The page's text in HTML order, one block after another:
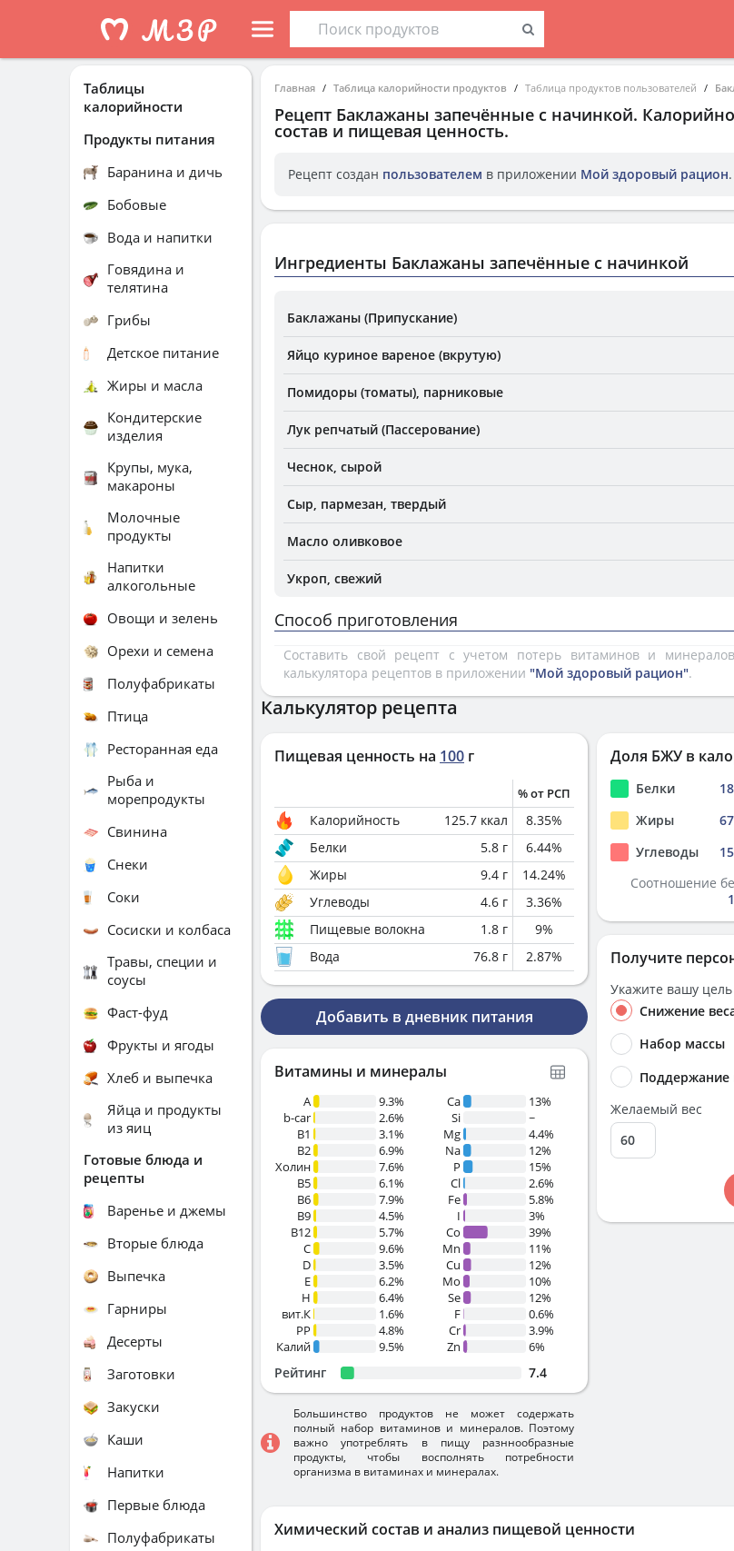
Главная Таблица калорийности продуктов Таблица продуктов пользователей
Рецепт Баклажаны запечённые с начинкой.
состав и пищевая ценность.
Рецепт создан пользователем в приложении Мой здоровый рацион.
Ингредиенты Баклажаны запечённые с начинкой
Баклажаны (Припускание)
Яйцо куриное вареное (вкрутую)
Помидоры (томаты), парниковые
Лук репчатый (Пассерование)
Чеснок, сырой
Сыр, пармезан, твердый
Масло оливковое
Укроп, свежий
Способ приготовления
Составить свой рецепт с учетом потерь витаминов и
калькулятора рецептов в приложении "Мой здоровый рацион".
Химический состав и анализ пищевой ценности
Калькулятор рецепта
Пищевая ценность на 100 г
% от РСП
Калорийность 125.7 ккал 8.35%
Белки
5.8 г 6.44%
Жиры
9.4 г 14.24%
Углеводы
4.6 г 3.36%
Пищевые волокна
1.8 г 9%
Вода
76.8 г 2.87%
Добавить в дневник питания
Витамины и минералы
A
9.3%
b-car
2.6%
В1
3.1%
B2
6.9%
Холин
7.6%
B5
6.1%
B6
7.9%
B9
4.5%
B12
5.7%
C
9.6%
D
3.5%
E
6.2%
H
6.4%
вит.К
1.6%
PP
4.8%
Калий
9.5%
Ca
13%
Si
~
Mg
4.4%
Na
12%
P
15%
Cl
2.6%
Fe
5.8%
I
3%
Co
39%
Mn
11%
Cu
12%
Mo
10%
Se
12%
F
0.6%
Cr
3.9%
Zn
6%
Рейтинг 7.4
Большинство продуктов не может содержать
полный набор витаминов и минералов. Поэтому
важно употреблять в пищу разннообразные
продукты, чтобы восполнять потребности
организма в витаминах и минералах.
Доля БЖУ в
Белки 18
Жиры
67
Углеводы
15
Соотношение
Получите
Укажите вашу цель
Снижение
Набор массы
Поддержание
Желаемый вес
Таблицы
калорийности
Продукты питания
Баранина и дичь
Бобовые
Вода и напитки
Говядина и
телятина
Грибы
Детское питание
Жиры и масла
Кондитерские
изделия
Крупы, мука,
макароны
Молочные
продукты
Напитки
алкогольные
Овощи и зелень
Орехи и семена
Полуфабрикаты
Птица
Ресторанная еда
Рыба и
морепродукты
Свинина
Снеки
Соки
Сосиски и колбаса
Травы, специи и
соусы
Фаст-фуд
Фрукты и ягоды
Хлеб и выпечка
Яйца и продукты
из яиц
Готовые блюда и
рецепты
Варенье и джемы
Вторые блюда
Выпечка
Гарниры
Десерты
Заготовки
Закуски
Каши
Напитки
Первые блюда
Полуфабрикаты